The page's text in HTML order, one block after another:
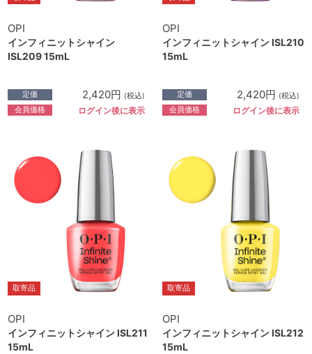
OPI
インフィニットシャイン
ISL209 15mL
定価 2,420円 (税込)
会員価格 ログイン後に表示
OPI
インフィニットシャイン ISL210
15mL
定価 2,420円 (税込)
会員価格 ログイン後に表示
取寄品
OPI
インフィニットシャイン ISL211
15mL
取寄品
OPI
インフィニットシャイン ISL212
15mL